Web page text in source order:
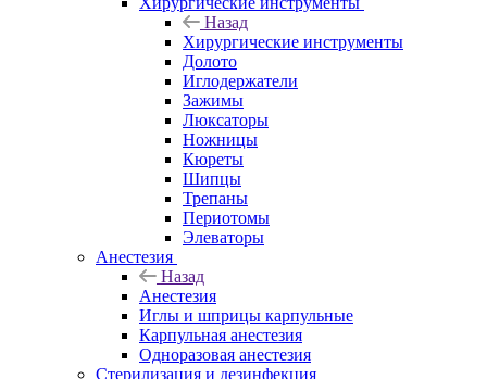
Назад
Хирургические инструменты
Долото
Иглодержатели
Зажимы
Люксаторы
Ножницы
Кюреты
Шипцы
Трепаны
Периотомы
Элеваторы
Анестезия
Назад
Анестезия
Иглы и шприцы карпульные
Карпульная анестезия
Одноразовая анестезия
Стерилизация и дезинфекция